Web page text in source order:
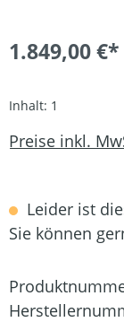
1.849,00 €*
Inhalt: 1
Preise inkl.
Leider ist
Sie können